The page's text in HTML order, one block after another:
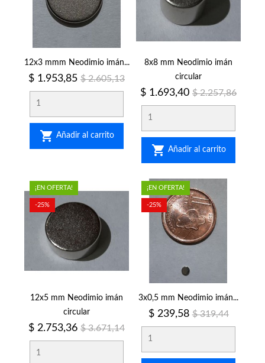
12x3 mmm Neodimio imán...
Precio
$ 1.953,85 Precio
regular
$ 2.605,13
 Añadir al carrito
8x8 mm Neodimio imán
circular
Precio
$ 1.693,40 Precio
regular
$ 2.257,86
 Añadir al carrito
12x5 mm Neodimio imán
circular
Precio
$ 2.753,36 Precio
regular
$ 3.671,14
¡EN OFERTA!
-25%
3x0,5 mm Neodimio imán...
Precio
$ 239,58 Precio
regular
$ 319,44
¡EN OFERTA!
-25%